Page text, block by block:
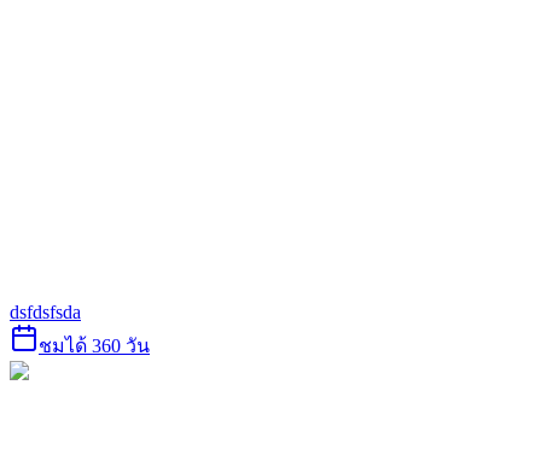
dsfdsfsda
ชมได้ 360 วัน